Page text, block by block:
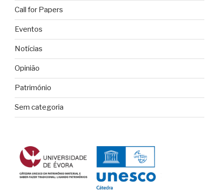
Call for Papers
Eventos
Notícias
Opinião
Património
Sem categoria